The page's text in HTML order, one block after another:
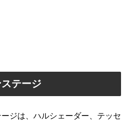
テージ
ジは、ハルシェーダー、テッセ